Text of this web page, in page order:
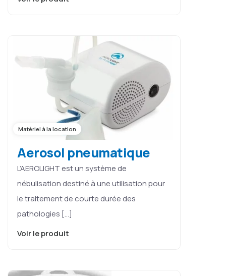
Matériel à la location
Aerosol pneumatique
L’AEROLIGHT est un système de
nébulisation destiné à une utilisation pour
le traitement de courte durée des
pathologies […]
Voir le produit